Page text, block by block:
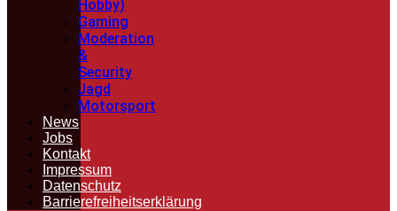
Hobby)
Gaming
Moderation
&
Security
Jagd
Motorsport
News
Jobs
Kontakt
Impressum
Datenschutz
Barrierefreiheitserklärung